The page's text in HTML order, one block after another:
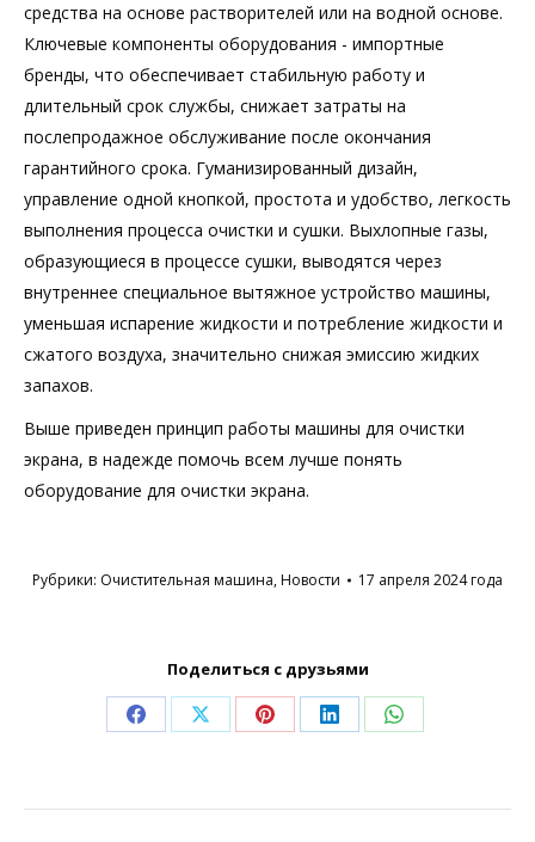
средства на основе растворителей или на водной основе.
Ключевые компоненты оборудования - импортные
бренды, что обеспечивает стабильную работу и
длительный срок службы, снижает затраты на
послепродажное обслуживание после окончания
гарантийного срока. Гуманизированный дизайн,
управление одной кнопкой, простота и удобство, легкость
выполнения процесса очистки и сушки. Выхлопные газы,
образующиеся в процессе сушки, выводятся через
внутреннее специальное вытяжное устройство машины,
уменьшая испарение жидкости и потребление жидкости и
сжатого воздуха, значительно снижая эмиссию жидких
запахов.
Выше приведен принцип работы машины для очистки
экрана, в надежде помочь всем лучше понять
оборудование для очистки экрана.
Рубрики: Очистительная машина,Новости 17 апреля 2024 года
Поделиться с друзьями
Поделиться
Фейсбук
Поделиться
Икс
Поделиться
Пинтерест
Поделиться
LinkedIn
Поделиться
WhatsApp